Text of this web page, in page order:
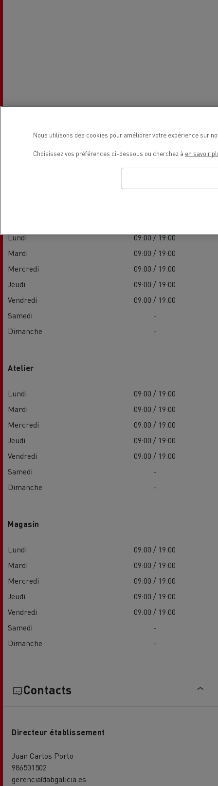
Horaires de la concession
Lundi
09:00 / 19:00
Mardi
09:00 / 19:00
Mercredi
09:00 / 19:00
Jeudi
09:00 / 19:00
Vendredi
09:00 / 19:00
Samedi
-
Dimanche
-
Atelier
Lundi
09:00 / 19:00
Mardi
09:00 / 19:00
Mercredi
09:00 / 19:00
Jeudi
09:00 / 19:00
Vendredi
09:00 / 19:00
Samedi
-
Dimanche
-
Magasin
Lundi
09:00 / 19:00
Mardi
09:00 / 19:00
Mercredi
09:00 / 19:00
Jeudi
09:00 / 19:00
Vendredi
09:00 / 19:00
Samedi
-
Dimanche
-
Contacts
Directeur établissement
Juan Carlos Porto
986501502
gerencia@abgalicia.es
Nous utilisons des cookies pour améliorer votre expérience sur
Choisissez vos préférences ci-dessous ou cherchez à en savoir